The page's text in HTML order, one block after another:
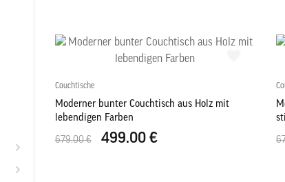
Couchtische
Moderner bunter Couchtisch aus Holz mit
lebendigen Farben
679.00 € 499.00 €